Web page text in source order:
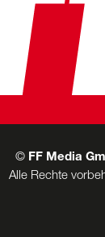
© FF Media
Alle Rechte